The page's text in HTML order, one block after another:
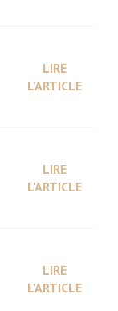
LIRE
L'ARTICLE
LIRE
L'ARTICLE
LIRE
L'ARTICLE